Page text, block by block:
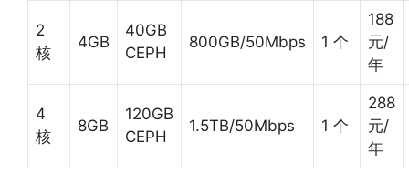
2
核
4GB
40GB
CEPH
800GB/50Mbps 1 个
188
元/
年
4
核
8GB
120GB
CEPH
1.5TB/50Mbps 1 个
288
元/
年